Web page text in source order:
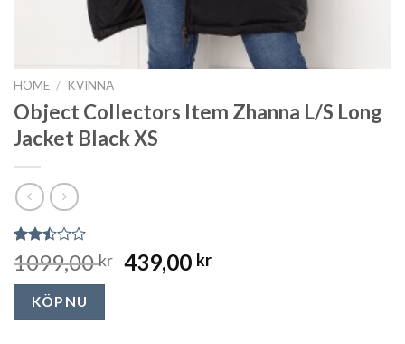
HOME / KVINNA
Object Collectors Item Zhanna L/S Long
Jacket Black XS
Rated
2.49
out
of 5
2071
1099,00kr 439,00 kr
KÖP NU